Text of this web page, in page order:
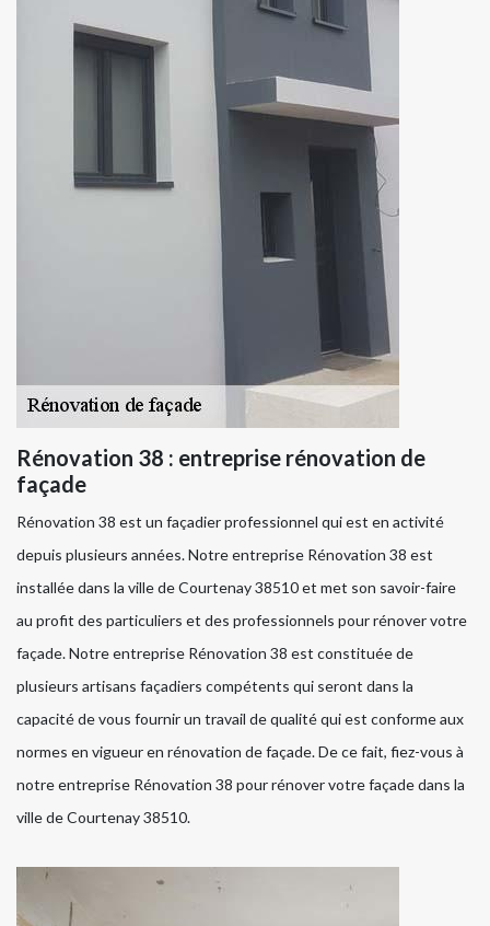
Rénovation 38 : entreprise rénovation de
façade
Rénovation 38 est un façadier professionnel qui est en activité
depuis plusieurs années. Notre entreprise Rénovation 38 est
installée dans la ville de Courtenay 38510 et met son savoir-faire
au profit des particuliers et des professionnels pour rénover votre
façade. Notre entreprise Rénovation 38 est constituée de
plusieurs artisans façadiers compétents qui seront dans la
capacité de vous fournir un travail de qualité qui est conforme aux
normes en vigueur en rénovation de façade. De ce fait, fiez-vous à
notre entreprise Rénovation 38 pour rénover votre façade dans la
ville de Courtenay 38510.